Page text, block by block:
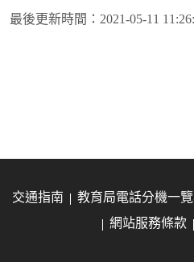
最後更新時間： 2021-05-11
交通指南 教育局電話分機一
網站服務條款